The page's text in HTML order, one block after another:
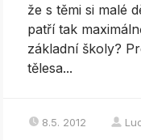
že s těmi si malé
patří tak
základní školy?
tělesa...
8.5. 2012